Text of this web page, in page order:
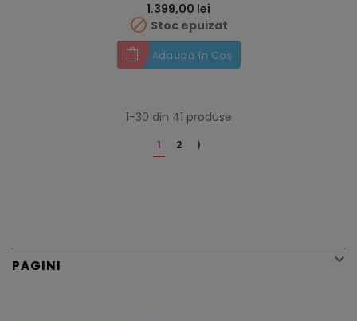
1.399,00 lei
 Stoc epuizat
Adaugă în Coș
1-30 din 41 produse
1 2 ⟩
PAGINI 